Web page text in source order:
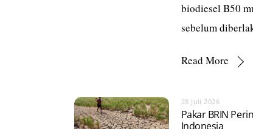
biodiesel B50
sebelum
Read More
28 Juli 2026
Pakar BRIN
Indonesia